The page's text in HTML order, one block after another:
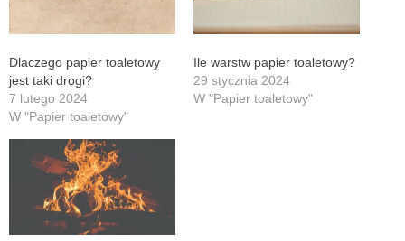
Dlaczego papier toaletowy
jest taki drogi?
7 lutego 2024
W "Papier toaletowy"
Ile warstw papier toaletowy?
29 stycznia 2024
W "Papier toaletowy"